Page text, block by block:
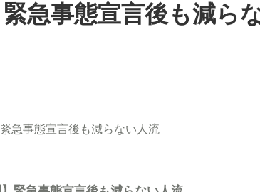
緊急事態宣言後も減ら
急事態宣言後も減らない人流